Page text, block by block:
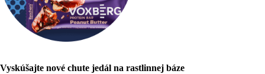
Vyskúšajte nové chute jedál na rastlinnej báze